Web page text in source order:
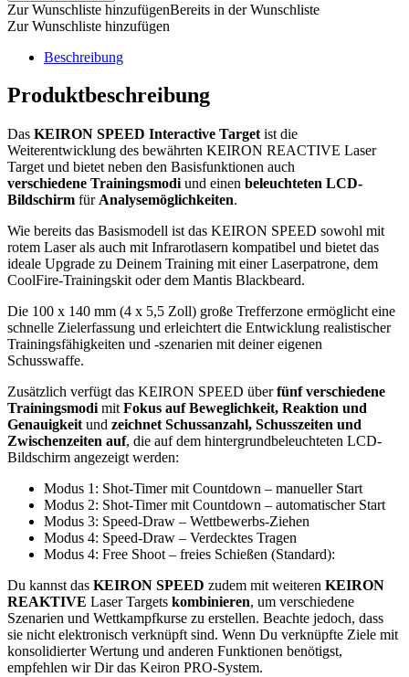
Zur Wunschliste hinzufügenBereits in der Wunschliste
Zur Wunschliste hinzufügen
Beschreibung
Produktbeschreibung
Das KEIRON SPEED Interactive Target ist die
Weiterentwicklung des bewährten KEIRON REACTIVE Laser
Target und bietet neben den Basisfunktionen auch
verschiedene Trainingsmodi und einen beleuchteten LCD-
Bildschirm für Analysemöglichkeiten.
Wie bereits das Basismodell ist das KEIRON SPEED sowohl mit
rotem Laser als auch mit Infrarotlasern kompatibel und bietet das
ideale Upgrade zu Deinem Training mit einer Laserpatrone, dem
CoolFire-Trainingskit oder dem Mantis Blackbeard.
Die 100 x 140 mm (4 x 5,5 Zoll) große Trefferzone ermöglicht eine
schnelle Zielerfassung und erleichtert die Entwicklung realistischer
Trainingsfähigkeiten und -szenarien mit deiner eigenen
Schusswaffe.
Zusätzlich verfügt das KEIRON SPEED überfünf verschiedene
Trainingsmodi mit Fokus auf Beweglichkeit, Reaktion und
Genauigkeit und zeichnet Schussanzahl, Schusszeiten und
Zwischenzeiten auf, die auf dem hintergrundbeleuchteten LCD-
Bildschirm angezeigt werden:
Modus 1: Shot-Timer mit Countdown – manueller Start
Modus 2: Shot-Timer mit Countdown – automatischer Start
Modus 3: Speed-Draw – Wettbewerbs-Ziehen
Modus 4: Speed-Draw – Verdecktes Tragen
Modus 4: Free Shoot – freies Schießen (Standard):
Du kannst das KEIRON SPEED zudem mit weiteren KEIRON
REAKTIVE Laser Targets kombinieren, um verschiedene
Szenarien und Wettkampfkurse zu erstellen. Beachte jedoch, dass
sie nicht elektronisch verknüpft sind. Wenn Du verknüpfte Ziele mit
konsolidierter Wertung und anderen Funktionen benötigst,
empfehlen wir Dir das Keiron PRO-System.